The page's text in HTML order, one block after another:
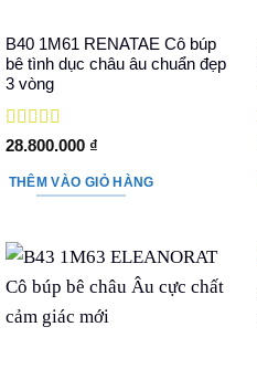
B40 1M61 RENATAE Cô búp
bê tình dục châu âu chuẩn đẹp
3 vòng
Được xếp
28.800.000 ₫
THÊM VÀO GIỎ HÀNG